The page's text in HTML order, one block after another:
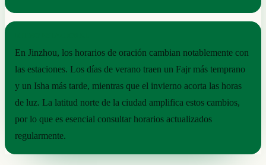
En Jinzhou, los horarios de oración cambian notablemente con
las estaciones. Los días de verano traen un Fajr más temprano
y un Isha más tarde, mientras que el invierno acorta las horas
de luz. La latitud norte de la ciudad amplifica estos cambios,
por lo que es esencial consultar horarios actualizados
regularmente.